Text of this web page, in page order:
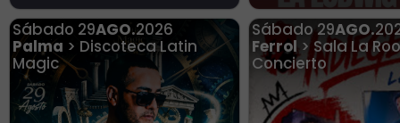
Sábado 29AGO.2026
Palma > Discoteca Latin
Magic
Sábado 29AGO.
Ferrol > Sala La
Concierto